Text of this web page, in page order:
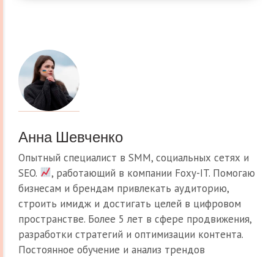
Анна Шевченко
Опытный специалист в SMM, социальных сетях и
SEO.
, работающий в компании Foxy-IT. Помогаю
бизнесам и брендам привлекать аудиторию,
строить имидж и достигать целей в цифровом
пространстве. Более 5 лет в сфере продвижения,
разработки стратегий и оптимизации контента.
Постоянное обучение и анализ трендов